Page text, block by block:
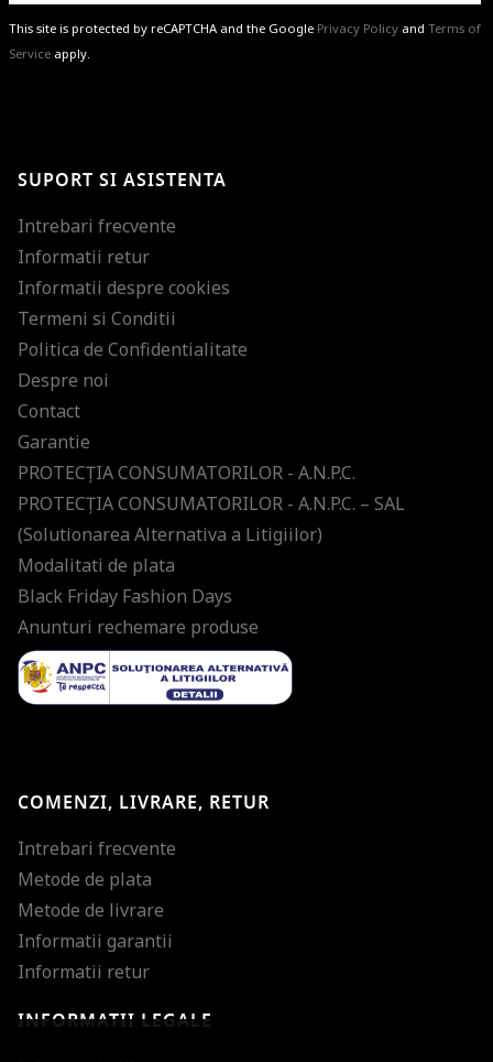
This site is protected by reCAPTCHA and the Google Privacy Policy and Terms of
Service apply.
ultimele tendinte in moda!
SUPORT SI ASISTENTA
Intrebari frecvente
Informatii retur
Informatii despre cookies
Termeni si Conditii
Politica de Confidentialitate
Despre noi
Contact
Garantie
PROTECŢIA CONSUMATORILOR - A.N.P.C.
PROTECŢIA CONSUMATORILOR - A.N.P.C. – SAL
(Solutionarea Alternativa a Litigiilor)
Modalitati de plata
Black Friday Fashion Days
Anunturi rechemare produse
COMENZI, LIVRARE, RETUR
Intrebari frecvente
Metode de plata
Metode de livrare
Informatii garantii
Informatii retur
INFORMATII LEGALE